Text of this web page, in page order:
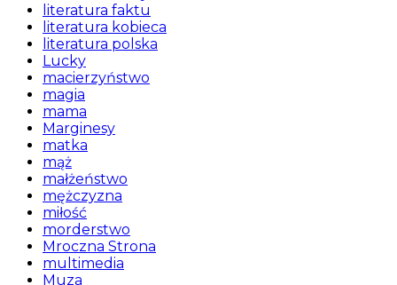
literatura faktu
literatura kobieca
literatura polska
Lucky
macierzyństwo
magia
mama
Marginesy
matka
mąż
małżeństwo
mężczyzna
miłość
morderstwo
Mroczna Strona
multimedia
Muza